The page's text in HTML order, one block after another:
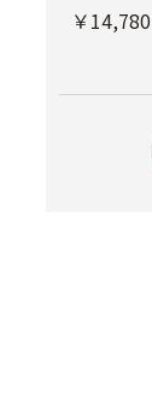
￥14,780